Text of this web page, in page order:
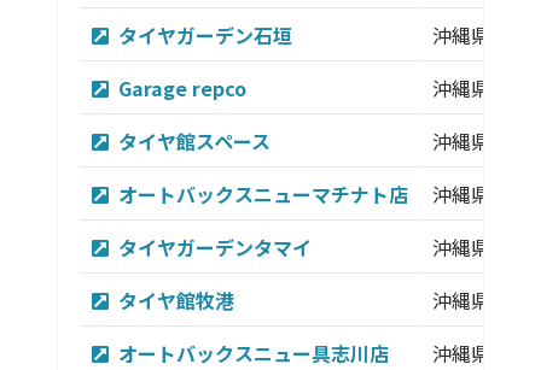
タイヤガーデン石垣
沖縄県
Garage repco
沖縄県
タイヤ館スペース
沖縄県
オートバックスニューマチナト店
沖縄県
タイヤガーデンタマイ
沖縄県
タイヤ館牧港
沖縄県
オートバックスニュー具志川店
沖縄県